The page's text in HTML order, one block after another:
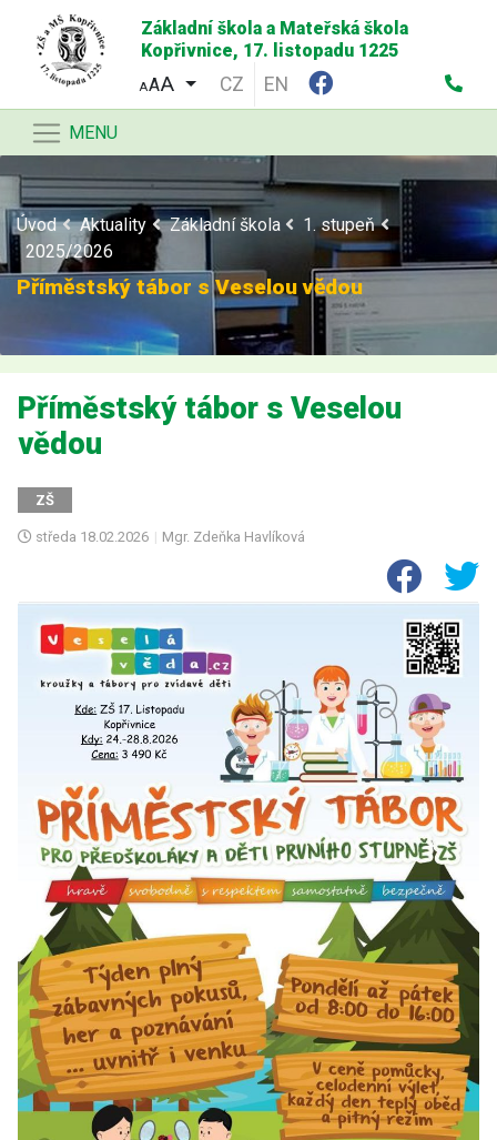
Základní škola a Mateřská škola
Kopřivnice, 17. listopadu 1225
AA CZ EN
MENU
Úvod Aktuality Základní škola
1. stupeň
2025/2026
Příměstský tábor s Veselou vědou
Příměstský tábor s Veselou
vědou
ZŠ
středa 18.02.2026 | Mgr. Zdeňka Havlíková